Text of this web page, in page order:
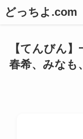
どっちよ.com
【てんびん
春希、みなも